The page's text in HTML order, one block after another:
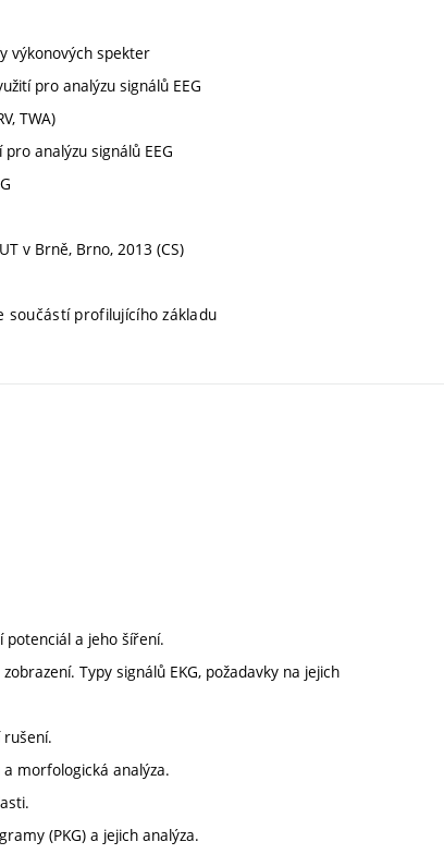
výkonových spekter
pro analýzu signálů EEG
TWA)
analýzu signálů EEG
v Brně, Brno, 2013 (CS)
součástí profilujícího základu
potenciál a jeho šíření.
Typy signálů EKG, požadavky na jejich
rušení.
morfologická analýza.
(PKG) a jejich analýza.